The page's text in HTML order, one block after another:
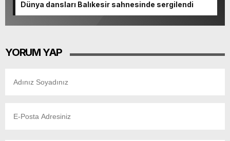
Dünya dansları Balıkesir sahnesinde sergilendi
YORUM YAP